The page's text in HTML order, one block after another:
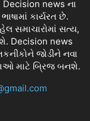
Decision news ના
કાર્યરત છે.
સમાચારોમાં સત્ય,
Decision news
જોડીને નવા
માટે બ્રિજ બનશે.